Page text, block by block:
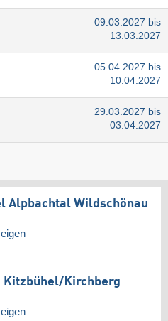
09.03.2027 bis
13.03.2027
05.04.2027 bis
10.04.2027
29.03.2027 bis
03.04.2027
Alpbachtal Wildschönau
Kitzbühel/​Kirchberg